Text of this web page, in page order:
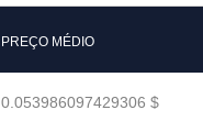
PREÇO MÉDIO
0.053986097429306 $